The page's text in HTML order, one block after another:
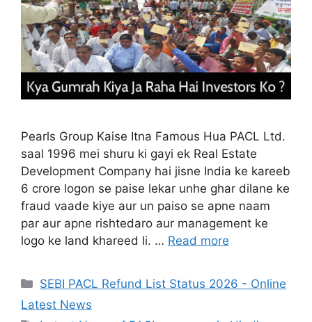
Pearls Group Kaise Itna Famous Hua PACL Ltd.
saal 1996 mei shuru ki gayi ek Real Estate
Development Company hai jisne India ke kareeb
6 crore logon se paise lekar unhe ghar dilane ke
fraud vaade kiye aur un paiso se apne naam
par aur apne rishtedaro aur management ke
logo ke land khareed li. … Read more
Categories
SEBI PACL Refund List Status 2026 - Online
Latest News